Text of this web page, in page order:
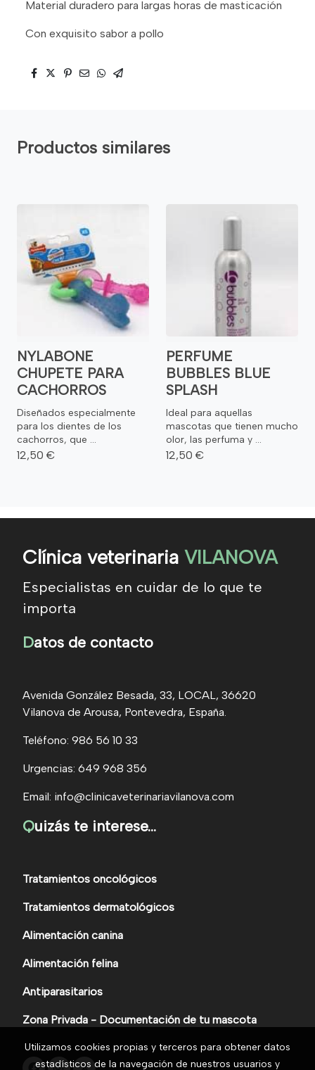
Material duradero para largas horas de masticación
Con exquisito sabor a pollo
Productos similares
NYLABONE
CHUPETE PARA
CACHORROS
Diseñados especialmente
para los dientes de los
cachorros, que ...
12,50 €
PERFUME
BUBBLES BLUE
SPLASH
Ideal para aquellas
mascotas que tienen mucho
olor, las perfuma y ...
12,50 €
Clínica veterinaria VILANOVA
Especialistas en cuidar de lo que te
importa
Datos de contacto
Avenida González Besada, 33, LOCAL, 36620
Vilanova de Arousa, Pontevedra, España.
Teléfono: 986 56 10 33
Urgencias: 649 968 356
Email: info@clinicaveterinariavilanova.com
Quizás te interese...
Tratamientos oncológicos
Tratamientos dermatológicos
Alimentación canina
Alimentación felina
Antiparasitarios
Zona Privada - Documentación de tu mascota
Utilizamos cookies propias y terceros para obtener datos
estadísticos de la navegación de nuestros usuarios y